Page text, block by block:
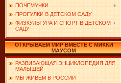
ПОЧЕМУЧКИ
ПРОГУЛКИ В ДЕТСКОМ САДУ
ФИЗКУЛЬТУРА И СПОРТ В ДЕТСКОМ
САДУ
ОТКРЫВАЕМ МИР ВМЕСТЕ С МИККИ
МАУСОМ
РАЗВИВАЮЩАЯ ЭНЦИКЛОПЕДИЯ ДЛЯ
МАЛЫШЕЙ
МЫ ЖИВЕМ В РОССИИ